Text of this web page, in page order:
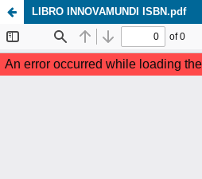
LIBRO INNOVAMUNDI ISBN.pdf